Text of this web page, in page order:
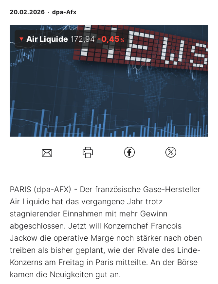
BO-Musterdepots
Experten
Mein Konto
20.02.2026 · dpa-Afx
Air Liquide 172,94 -0,45%
PARIS (dpa-AFX) - Der französische Gase-Hersteller
Air Liquide hat das vergangene Jahr trotz
stagnierender Einnahmen mit mehr Gewinn
abgeschlossen. Jetzt will Konzernchef Francois
Jackow die operative Marge noch stärker nach oben
treiben als bisher geplant, wie der Rivale des Linde-
Konzerns am Freitag in Paris mitteilte. An der Börse
kamen die Neuigkeiten gut an.